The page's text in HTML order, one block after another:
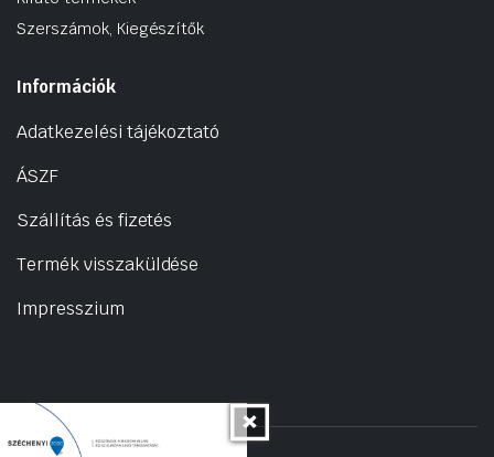
Szerszámok, Kiegészítők
Információk
Adatkezelési tájékoztató
ÁSZF
Szállítás és fizetés
Termék visszaküldése
Impresszium